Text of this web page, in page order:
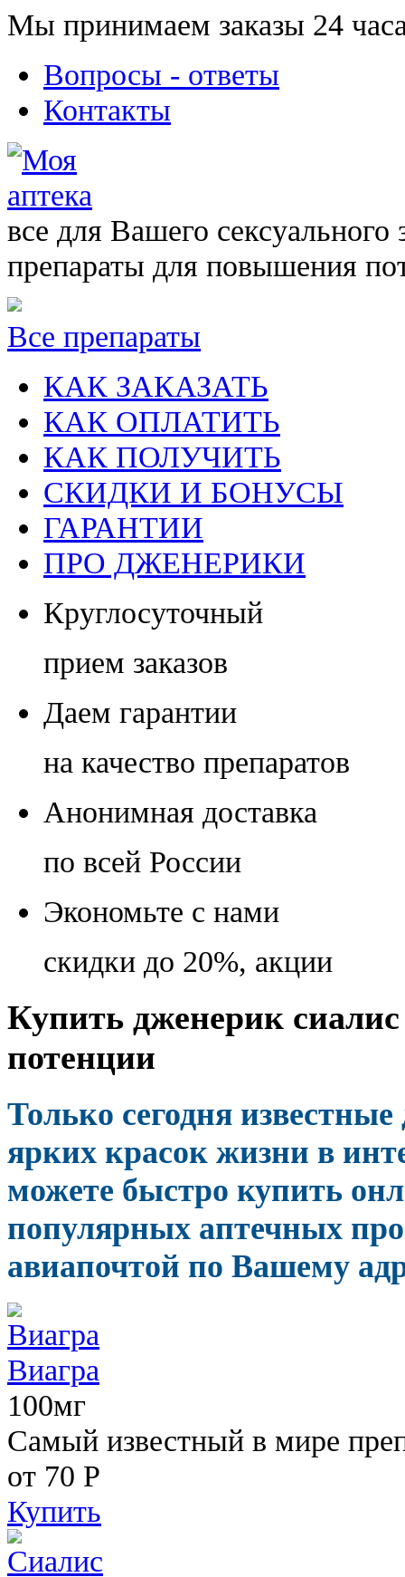
Мы принимаем заказы 24
Вопросы - ответы
Контакты
все для Вашего сексуального
препараты для повышения
Все препараты
КАК ЗАКАЗАТЬ
КАК ОПЛАТИТЬ
КАК ПОЛУЧИТЬ
СКИДКИ И БОНУСЫ
ГАРАНТИИ
ПРО ДЖЕНЕРИКИ
Круглосуточный
прием заказов
Даем гарантии
на качество препаратов
Анонимная доставка
по всей России
Экономьте с нами
скидки до 20%, акции
Купить дженерик
потенции
Только сегодня
ярких красок жизни в
можете быстро купить
популярных аптечных
авиапочтой по Вашему
Виагра
100мг
Самый известный в мире
от 70 Р
Купить